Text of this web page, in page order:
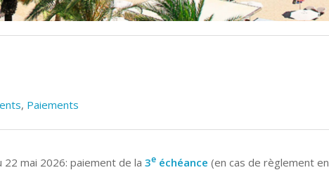
, Paiements
22 mai 2026: paiement de la 3e échéance (en cas de règlement en